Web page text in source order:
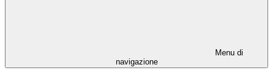
Menu di
navigazione